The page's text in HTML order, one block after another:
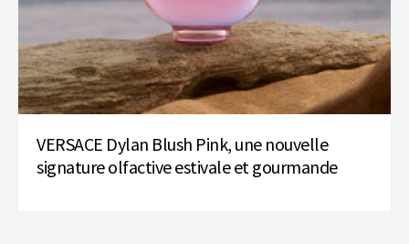
VERSACE Dylan Blush Pink, une nouvelle
signature olfactive estivale et gourmande